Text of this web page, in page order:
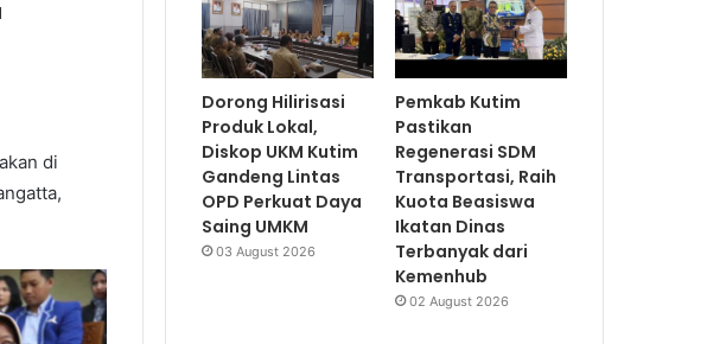
di
Dorong Hilirisasi
Produk Lokal,
Diskop UKM Kutim
Gandeng Lintas
OPD Perkuat Daya
Saing UMKM
03 August 2026
Pemkab Kutim
Pastikan
Regenerasi SDM
Transportasi, Raih
Kuota Beasiswa
Ikatan Dinas
Terbanyak dari
Kemenhub
02 August 2026